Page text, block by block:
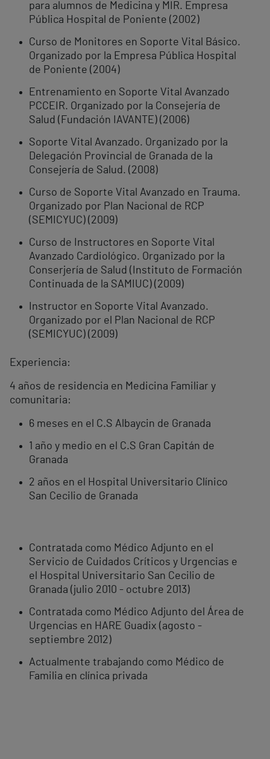
para alumnos de Medicina y MIR. Empresa
Pública Hospital de Poniente (2002)
Curso de Monitores en Soporte Vital Básico.
Organizado por la Empresa Pública Hospital
de Poniente (2004)
Entrenamiento en Soporte Vital Avanzado
PCCEIR. Organizado por la Consejería de
Salud (Fundación IAVANTE) (2006)
Soporte Vital Avanzado. Organizado por la
Delegación Provincial de Granada de la
Consejería de Salud. (2008)
Curso de Soporte Vital Avanzado en Trauma.
Organizado por Plan Nacional de RCP
(SEMICYUC) (2009)
Curso de Instructores en Soporte Vital
Avanzado Cardiológico. Organizado por la
Conserjería de Salud (Instituto de Formación
Continuada de la SAMIUC) (2009)
Instructor en Soporte Vital Avanzado.
Organizado por el Plan Nacional de RCP
(SEMICYUC) (2009)
Experiencia:
4 años de residencia en Medicina Familiar y
comunitaria:
6 meses en el C.S Albaycin de Granada
1 año y medio en el C.S Gran Capitán de
Granada
2 años en el Hospital Universitario Clínico
San Cecilio de Granada
Contratada como Médico Adjunto en el
Servicio de Cuidados Críticos y Urgencias e
el Hospital Universitario San Cecilio de
Granada (julio 2010 - octubre 2013)
Contratada como Médico Adjunto del Área de
Urgencias en HARE Guadix (agosto -
septiembre 2012)
Actualmente trabajando como Médico de
Familia en clínica privada